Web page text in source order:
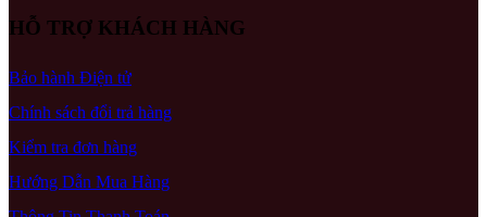
HỖ TRỢ KHÁCH HÀNG
Bảo hành Điện tử
Chính sách đổi trả hàng
Kiểm tra đơn hàng
Hướng Dẫn Mua Hàng